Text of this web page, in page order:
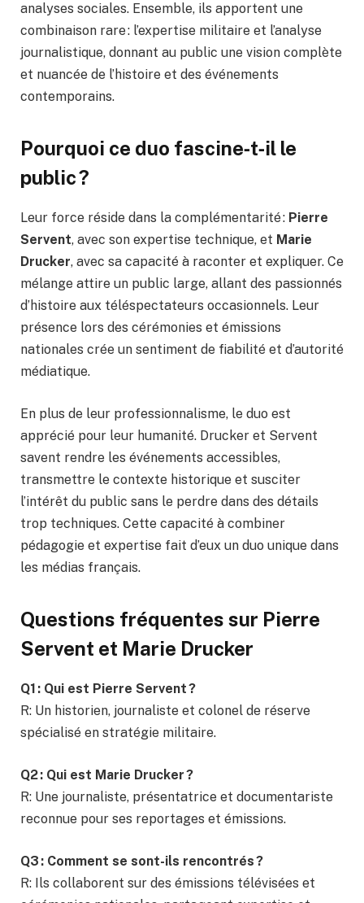
analyses sociales. Ensemble, ils apportent une
combinaison rare : l’expertise militaire et l’analyse
journalistique, donnant au public une vision complète
et nuancée de l’histoire et des événements
contemporains.
Pourquoi ce duo fascine‑t‑il le
public ?
Leur force réside dans la complémentarité : Pierre
Servent, avec son expertise technique, et Marie
Drucker, avec sa capacité à raconter et expliquer. Ce
mélange attire un public large, allant des passionnés
d’histoire aux téléspectateurs occasionnels. Leur
présence lors des cérémonies et émissions
nationales crée un sentiment de fiabilité et d’autorité
médiatique.
En plus de leur professionnalisme, le duo est
apprécié pour leur humanité. Drucker et Servent
savent rendre les événements accessibles,
transmettre le contexte historique et susciter
l’intérêt du public sans le perdre dans des détails
trop techniques. Cette capacité à combiner
pédagogie et expertise fait d’eux un duo unique dans
les médias français.
Questions fréquentes sur Pierre
Servent et Marie Drucker
Q1 : Qui est Pierre Servent ?
R: Un historien, journaliste et colonel de réserve
spécialisé en stratégie militaire.
Q2 : Qui est Marie Drucker ?
R: Une journaliste, présentatrice et documentariste
reconnue pour ses reportages et émissions.
Q3 : Comment se sont-ils rencontrés ?
R: Ils collaborent sur des émissions télévisées et